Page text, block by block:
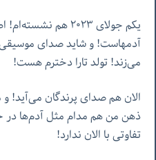
یکم جولای ٢٠٢٣ هم
آدمهاست! و شاید صدای
می‌زند! تولد تارا دخترم هست!
الان هم صدای پرندگان می‌آید!
ذهن من هم مدام مثل آدم‌ها
تفاوتی با الان ندارد!